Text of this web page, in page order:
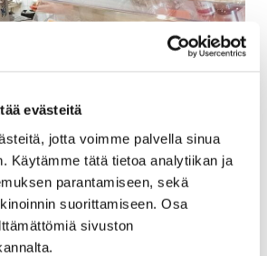
evästeitä
jotta voimme palvella sinua
Käytämme tätä tietoa analytiikan ja
parantamiseen, sekä
suorittamiseen. Osa
sivuston
miten makaronilaatikko